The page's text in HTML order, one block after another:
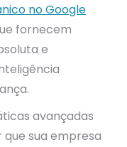
no Google
fornecem
e
avançadas
que sua empresa